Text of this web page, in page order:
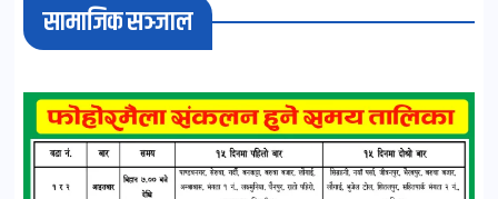
सामाजिक सञ्जाल